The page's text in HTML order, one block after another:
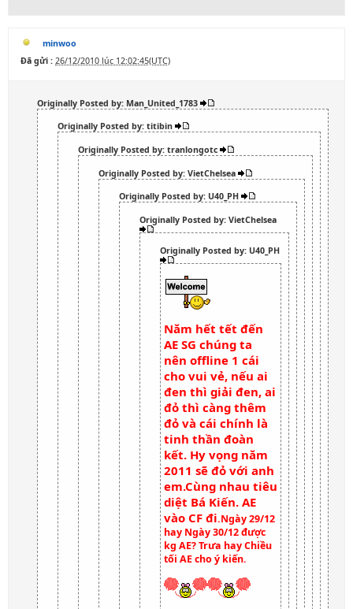
minwoo
Đã gửi : 26/12/2010 lúc 12:02:45(UTC)
Originally Posted by: Man_United_1783
Originally Posted by: titibin
Originally Posted by: tranlongotc
Originally Posted by: VietChelsea
Originally Posted by: U40_PH
Originally Posted by: VietChelsea
Originally Posted by: U40_PH
Năm hết tết đến
AE SG chúng ta
nên offline 1 cái
cho vui vẻ, nếu ai
đen thì giải đen, ai
đỏ thì càng thêm
đỏ và cái chính là
tinh thần đoàn
kết. Hy vọng năm
2011 sẽ đỏ với anh
em.Cùng nhau tiêu
diệt Bá Kiến. AE
vào CF đi.Ngày 29/12
hay Ngày 30/12 được
kg AE? Trưa hay Chiều
tối AE cho ý kiến.